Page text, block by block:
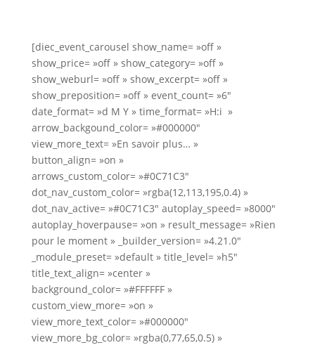
[diec_event_carousel show_name= »off »
show_price= »off » show_category= »off »
show_weburl= »off » show_excerpt= »off »
show_preposition= »off » event_count= »6″
date_format= »d M Y » time_format= »H:i »
arrow_backgound_color= »#000000″
view_more_text= »En savoir plus… »
button_align= »on »
arrows_custom_color= »#0C71C3″
dot_nav_custom_color= »rgba(12,113,195,0.4) »
dot_nav_active= »#0C71C3″ autoplay_speed= »8000″
autoplay_hoverpause= »on » result_message= »Rien
pour le moment » _builder_version= »4.21.0″
_module_preset= »default » title_level= »h5″
title_text_align= »center »
background_color= »#FFFFFF »
custom_view_more= »on »
view_more_text_color= »#000000″
view_more_bg_color= »rgba(0,77,65,0.5) »